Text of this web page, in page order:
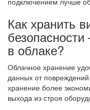
Как хранить
в облаке?
Облачное хранение
данных от
хранение более
выхода из строя